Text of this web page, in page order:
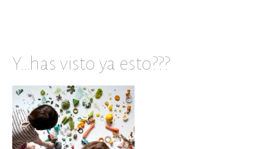
Y…has visto ya esto???